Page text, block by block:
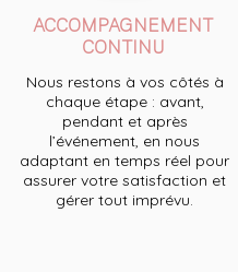
ACCOMPAGNEMENT
CONTINU
Nous restons à vos côtés à
chaque étape : avant,
pendant et après
l’événement, en nous
adaptant en temps réel pour
assurer votre satisfaction et
gérer tout imprévu.